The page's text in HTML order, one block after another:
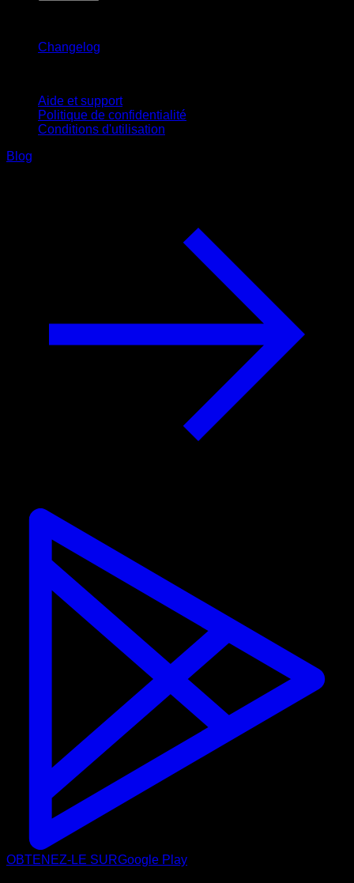
Changelog
Aide et support
Politique de confidentialité
Conditions d'utilisation
Blog
OBTENEZ-LE SURGoogle Play